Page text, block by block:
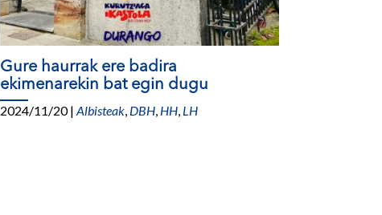
Gure haurrak ere badira
ekimenarekin bat egin dugu
2024/11/20|Albisteak, DBH, HH, LH